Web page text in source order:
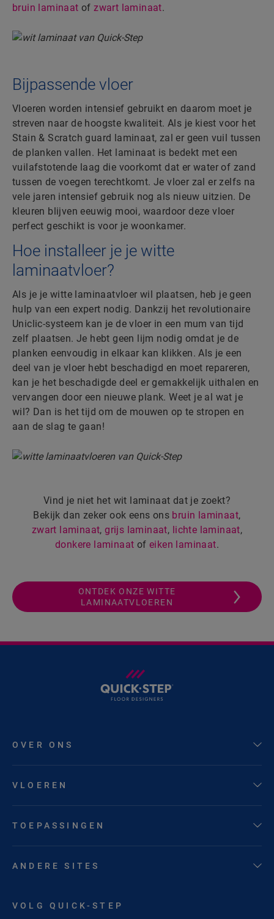
bruin laminaat ofzwart laminaat.
Bijpassende vloer
Vloeren worden intensief gebruikt en daarom moet je
streven naar de hoogste kwaliteit. Als je kiest voor het
Stain & Scratch guard laminaat, zal er geen vuil tussen
de planken vallen. Het laminaat is bedekt met een
vuilafstotende laag die voorkomt dat er water of zand
tussen de voegen terechtkomt. Je vloer zal er zelfs na
vele jaren intensief gebruik nog als nieuw uitzien. De
kleuren blijven eeuwig mooi, waardoor deze vloer
perfect geschikt is voor je woonkamer.
Hoe installeer je je witte
laminaatvloer?
Als je je witte laminaatvloer wil plaatsen, heb je geen
hulp van een expert nodig. Dankzij het revolutionaire
Uniclic-systeem kan je de vloer in een mum van tijd
zelf plaatsen. Je hebt geen lijm nodig omdat je de
planken eenvoudig in elkaar kan klikken. Als je een
deel van je vloer hebt beschadigd en moet repareren,
kan je het beschadigde deel er gemakkelijk uithalen en
vervangen door een nieuwe plank. Weet je al wat je
wil? Dan is het tijd om de mouwen op te stropen en
aan de slag te gaan!
Vind je niet het wit laminaat dat je zoekt?
Bekijk dan zeker ook eens ons bruin laminaat,
zwart laminaat,grijs laminaat, lichte laminaat,
donkere laminaat of eiken laminaat.
ONTDEK ONZE WITTE
LAMINAATVLOEREN
OVER ONS
VLOEREN
TOEPASSINGEN
ANDERE SITES
VOLG QUICK-STEP